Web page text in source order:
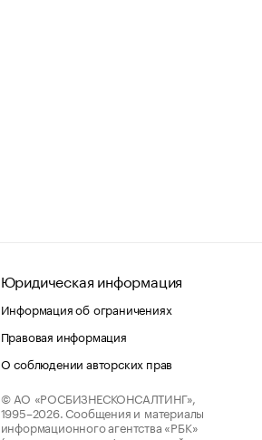
Юридическая информация
Информация об ограничениях
Правовая информация
О соблюдении авторских прав
© АО «РОСБИЗНЕСКОНСАЛТИНГ»,
1995–2026. Сообщения и материалы
информационного агентства «РБК»